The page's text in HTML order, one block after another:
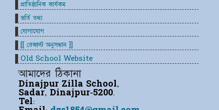
আমাদের ঠিকানা
Dinajpur Zilla School,
Sadar, Dinajpur-5200.
Tel:
প্রাতিষ্ঠানিক কার্যকম
ভর্তি তথ্য
যোগাযোগ
[[ রেজাল্ট অনুসন্ধান ]]
Old School Website